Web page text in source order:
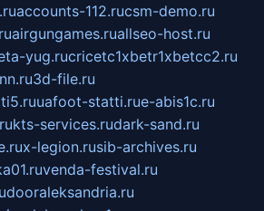
accounts-112.rucsm-demo.ru
airgungames.ruallseo-host.ru
yug.rucricetc1xbetr1xbetcc2.ru
3d-file.ru
uafoot-statti.rue-abis1c.ru
kts-services.rudark-sand.ru
x-legion.rusib-archives.ru
venda-festival.ru
dooraleksandria.ru